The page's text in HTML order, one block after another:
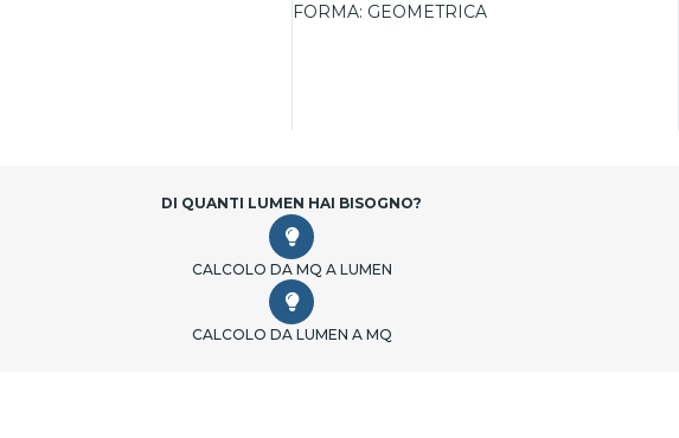
FORMA: GEOMETRICA
DI QUANTI LUMEN HAI BISOGNO?
CALCOLO DA MQ A LUMEN
CALCOLO DA LUMEN A MQ